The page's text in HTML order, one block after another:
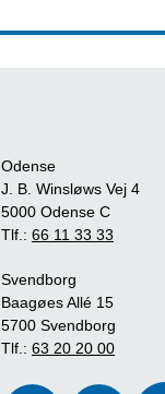
Odense
J. B. Winsløws Vej 4
5000 Odense C
Tlf.: 66 11 33 33
Svendborg
Baagøes Allé 15
5700 Svendborg
Tlf.: 63 20 20 00